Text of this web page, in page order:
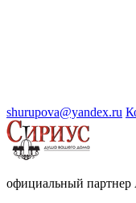
shurupova@yandex.ru
официальный партнер